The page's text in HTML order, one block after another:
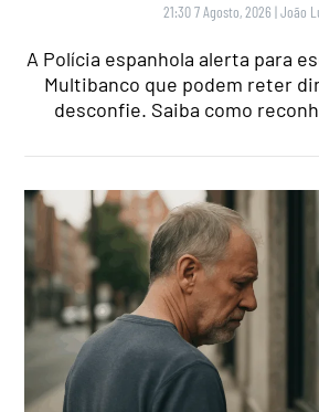
21:30 7 Agosto, 2026 |João
A Polícia espanhola alerta para
Multibanco que podem reter
desconfie. Saiba como